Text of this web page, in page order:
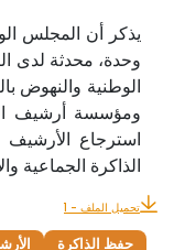
وحدة، محدثة لدى
الوطنية والنهوض
ومؤسسة أرشيف
استرجاع
الذاكرة الجماعية
تحميل الملف - 1
حفظ الذاكرة